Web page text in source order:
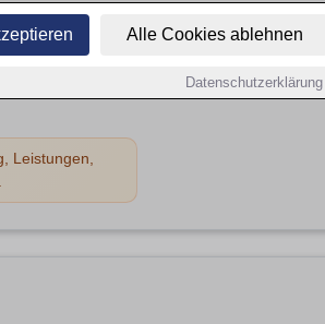
Alle Cookies ablehnen
Datenschutzerklärung
Frankfurt am
Leistungen,
Jetzt Aktivieren